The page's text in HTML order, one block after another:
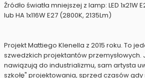
Źródło światła mniejszej z lamp: LED 1x21W
lub HA 1x116W E27 (2800K, 2135Lm)
Projekt Mattiego Klenella z 2015 roku. To
szwedzkich projektantów przemysłowych.
nawiązują do industrializmu, sam artysta
szkołę" projektowania, sprzed czasów gdy